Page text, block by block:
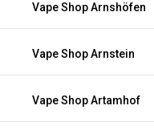
Vape Shop Arnshöfen
Vape Shop Arnstein
Vape Shop Artamhof